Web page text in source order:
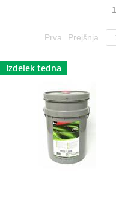
1
Prva Prejšnja
Izdelek tedna